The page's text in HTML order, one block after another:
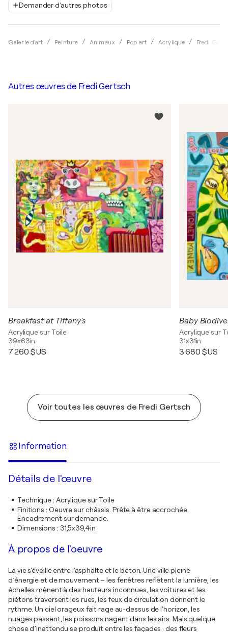
Demander d'autres photos
Galerie d'art Peinture Animaux Pop art Acrylique Fredi
Autres œuvres de Fredi Gertsch
Breakfast at Tiffany's
Acrylique sur Toile
39x63in
7 260 $US
Baby
Acrylique sur
31x31in
3 680 $US
Voir toutes les œuvres de Fredi Gertsch
Information
Détails de l'œuvre
Technique: Acrylique sur Toile
Finitions : Oeuvre sur châssis. Prête à être accrochée.
Encadrement sur demande.
Dimensions : 31,5x39,4in
À propos de l'oeuvre
La vie s'éveille entre l'asphalte et le béton. Une ville pleine
d’énergie et de mouvement – les fenêtres reflètent la lumière, les
échelles mènent à des hauteurs inconnues, les voitures et les
piétons traversent les rues, les feux de circulation donnent le
rythme. Un ciel orageux fait rage au-dessus de l'horizon, les
nuages passent, les poissons nagent dans les airs. Mais quelque
chose d’inattendu se produit entre les façades : des fleurs